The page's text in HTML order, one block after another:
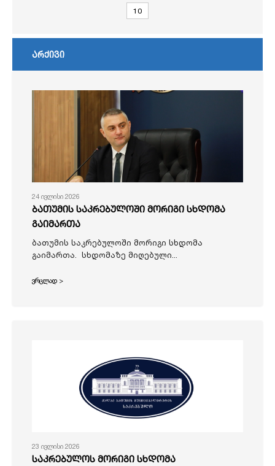
10
არქივი
24 ივლისი 2026
ბათუმის საკრებულოში მორიგი სხდომა
გაიმართა
ბათუმის საკრებულოში მორიგი სხდომა
გაიმართა. სხდომაზე მიღებული...
ვრცლად >
23 ივლისი 2026
საკრებულოს მორიგი სხდომა